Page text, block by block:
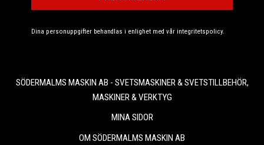
Dina personuppgifter behandlas i enlighet med vår integritetspolicy.
SÖDERMALMS MASKIN AB - SVETSMASKINER & SVETSTILLBEHÖR,
MASKINER & VERKTYG
MINA SIDOR
OM SÖDERMALMS MASKIN AB